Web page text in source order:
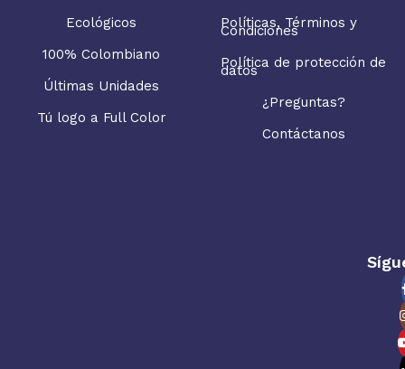
Ecológicos
100% Colombiano
Últimas Unidades
Tú logo a Full Color
Políticas, Términos y
Condiciones
Política de protección de
datos
¿Preguntas?
Contáctanos